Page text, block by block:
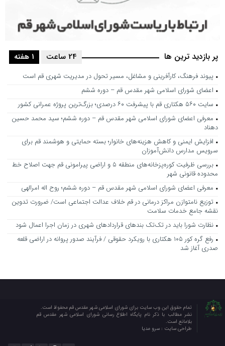
پر بازدید ترین ها 1 هفته 24 ساعت
پیوند فرهنگ، کارآفرینی و مشاغل، مسیر تحول در مدیریت شهری قم است
اعضای شورای اسلامی شهر مقدس قم – دوره ششم
سایت ۵۶۰ هکتاری قم با پیشرفت ۶۰ درصدی؛ بزرگ‌ترین پروژه عمرانی کشور
معرفی اعضای شورای اسلامی شهر مقدس قم – دوره ششم؛ سید محمد حسین
دهناد
افزایش ایمنی و کاهش هزینه‌های خانوار؛ بسته حمایتی و هوشمند قم برای
سرویس مدارس دانش‌آموزان
بررسی ظرفیت کوره‌پزخانه‌های منطقه ۵ و اراضی پیرامونی قم جهت اصلاح خط
محدوده قانونی شهر
معرفی اعضای شورای اسلامی شهر مقدس قم – دوره ششم؛ روح اله امرالهی
توزیع نامتوازن مراکز درمانی در قم خلاف عدالت اجتماعی است/ ضرورت تدوین
نقشه جامع خدمات سلامت
نظارت شورا باید در تک‌تک بندهای قراردادهای شهری در زمان اجرا اعمال شود
رفع گره کور ۱۰۵ هکتاری با رویکرد حقوقی / فرآیند صدور پروانه در اراضی قلعه
صدری آغاز شد
تمام حقوق این وب سایت برای شورای اسلامی شهر مقدس قم محفوظ است.
نشر مطالب با ذکر نام پایگاه اطلاع رسانی شورای اسلامی شهر مقدس قم
بلامانع است.
طراحی سایت : سرو مدیا